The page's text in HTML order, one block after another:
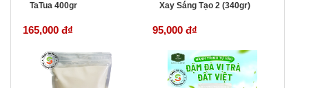
TaTua 400gr
165,000 đ₫
Xay Sáng Tạo 2 (340gr)
95,000 đ₫